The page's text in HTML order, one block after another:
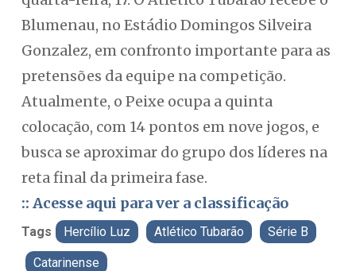
Blumenau, no Estádio Domingos Silveira
Gonzalez, em confronto importante para as
pretensões da equipe na competição.
Atualmente, o Peixe ocupa a quinta
colocação, com 14 pontos em nove jogos, e
busca se aproximar do grupo dos líderes na
reta final da primeira fase.
:: Acesse aqui para ver a classificação
Tags Hercílio Luz Atlético Tubarão Série B
Catarinense